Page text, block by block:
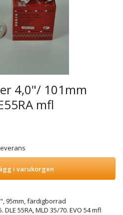
4,0"/ 101mm
mfl
i varukorgen
95mm, färdigborrad
DLE 55RA, MLD 35/70. EVO 54 mfl